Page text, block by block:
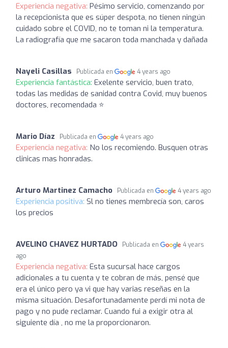
Experiencia negativa: Pésimo servicio, comenzando por
la recepcionista que es súper despota, no tienen ningún
cuidado sobre el COVID, no te toman ni la temperatura.
La radiografía que me sacaron toda manchada y dañada
Nayeli Casillas Publicada en 4 years ago
Experiencia fantástica: Exelente servicio, buen trato,
todas las medidas de sanidad contra Covid, muy buenos
doctores, recomendada ⭐
Mario Díaz Publicada en 4 years ago
Experiencia negativa: No los recomiendo. Busquen otras
clinicas mas honradas.
Arturo Martinez Camacho Publicada en 4 years ago
Experiencia positiva: Sl no tienes membrecía son, caros
los precios
AVELINO CHAVEZ HURTADO Publicada en
4 years
ago
Experiencia negativa: Esta sucursal hace cargos
adicionales a tu cuenta y te cobran de más, pensé que
era el único pero ya vi que hay varias reseñas en la
misma situación. Desafortunadamente perdí mi nota de
pago y no pude reclamar. Cuando fui a exigir otra al
siguiente día , no me la proporcionaron.